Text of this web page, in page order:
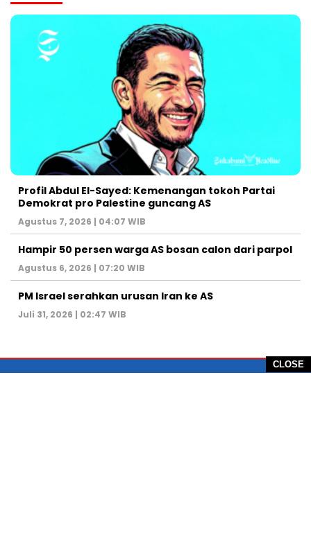
CLOSE
Profil Abdul El-Sayed: Kemenangan tokoh Partai
Demokrat pro Palestine guncang AS
Agustus 7, 2026 | 04:07 WIB
Hampir 50 persen warga AS bosan calon dari parpol
Agustus 6, 2026 | 07:20 WIB
PM Israel serahkan urusan Iran ke AS
Juli 31, 2026 | 02:47 WIB